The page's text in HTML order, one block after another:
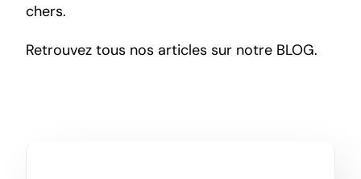
chers.
Retrouvez tous nos articles sur notre BLOG.